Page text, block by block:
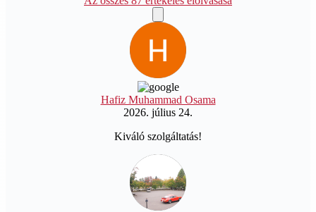
Hafiz Muhammad Osama
2026. július 24.
Kiváló szolgáltatás!